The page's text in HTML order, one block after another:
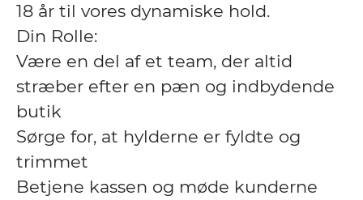
18 år til vores dynamiske hold.
Din Rolle:
Være en del af et team, der altid
stræber efter en pæn og indbydende
butik
Sørge for, at hylderne er fyldte og
trimmet
Betjene kassen og møde kunderne